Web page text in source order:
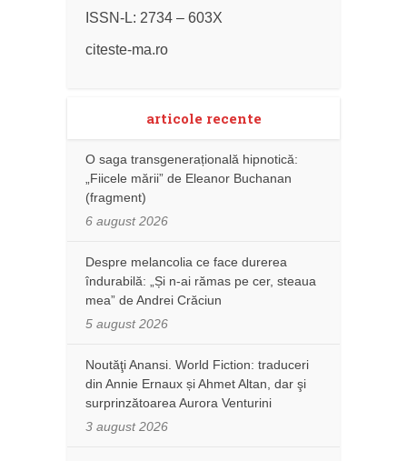
ISSN-L: 2734 – 603X
citeste-ma.ro
articole recente
O saga transgenerațională hipnotică:
„Fiicele mării” de Eleanor Buchanan
(fragment)
6 august 2026
Despre melancolia ce face durerea
îndurabilă: „Și n-ai rămas pe cer, steaua
mea” de Andrei Crăciun
5 august 2026
Noutăţi Anansi. World Fiction: traduceri
din Annie Ernaux și Ahmet Altan, dar şi
surprinzătoarea Aurora Venturini
3 august 2026